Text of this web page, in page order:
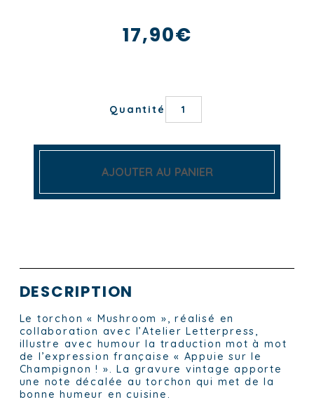
17,90€
Quantité
TORCHON
AJOUTER AU PANIER
DESCRIPTION
Le torchon « Mushroom », réalisé en
collaboration avec l’Atelier Letterpress,
illustre avec humour la traduction mot à mot
de l’expression française « Appuie sur le
Champignon ! ». La gravure vintage apporte
une note décalée au torchon qui met de la
bonne humeur en cuisine.